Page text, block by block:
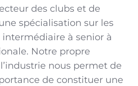
des clubs et de
spécialisation sur les
à senior à
Notre propre
nous permet de
de constituer une